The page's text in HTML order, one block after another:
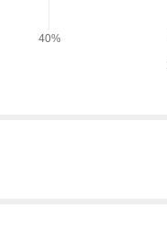
40%